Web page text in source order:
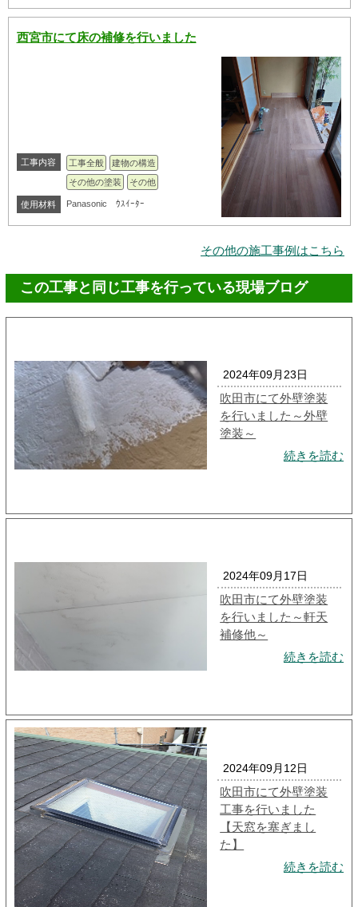
西宮市にて床の補修を行いました
工事内容 工事全般
建物の構造
その他の塗装
その他
使用材料 Panasonic ｳｽｲｰﾀｰ
その他の施工事例はこちら
この工事と同じ工事を行っている現場ブログ
2024年09月23日
吹田市にて外壁塗装
を行いました～外壁
塗装～
続きを読む
2024年09月17日
吹田市にて外壁塗装
を行いました～軒天
補修他～
続きを読む
2024年09月12日
吹田市にて外壁塗装
工事を行いました
【天窓を塞ぎまし
た】
続きを読む